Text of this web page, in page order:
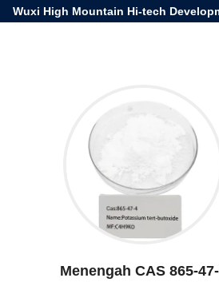
Wuxi High Mountain Hi-tech
Menengah CAS 865-